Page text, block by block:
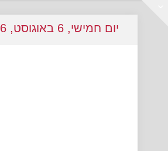
יום חמישי, 6 באוגוסט, 2026